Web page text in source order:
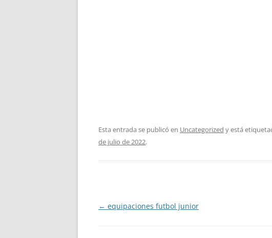
Esta entrada se publicó en Uncategorized y está
de julio de 2022.
Navegación
← equipaciones futbol junior